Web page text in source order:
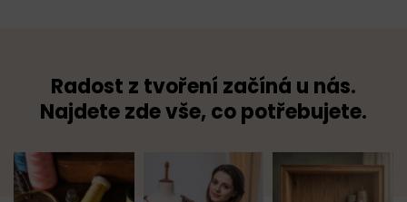
Radost z tvoření začíná u nás.
Najdete zde vše, co potřebujete.